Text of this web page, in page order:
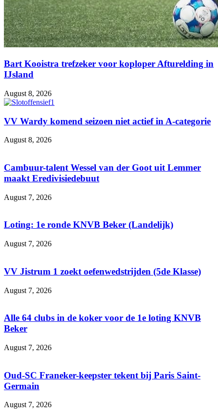
Bart Kooistra trefzeker voor koploper Afturelding in
IJsland
August 8, 2026
VV Wardy komend seizoen niet actief in A-categorie
August 8, 2026
Cambuur-talent Wessel van der Goot uit Lemmer
maakt Eredivisiedebuut
August 7, 2026
Loting: 1e ronde KNVB Beker (Landelijk)
August 7, 2026
VV Jistrum 1 zoekt oefenwedstrijden (5de Klasse)
August 7, 2026
Alle 64 clubs in de koker voor de 1e loting KNVB
Beker
August 7, 2026
Oud-SC Franeker-keepster tekent bij Paris Saint-
Germain
August 7, 2026